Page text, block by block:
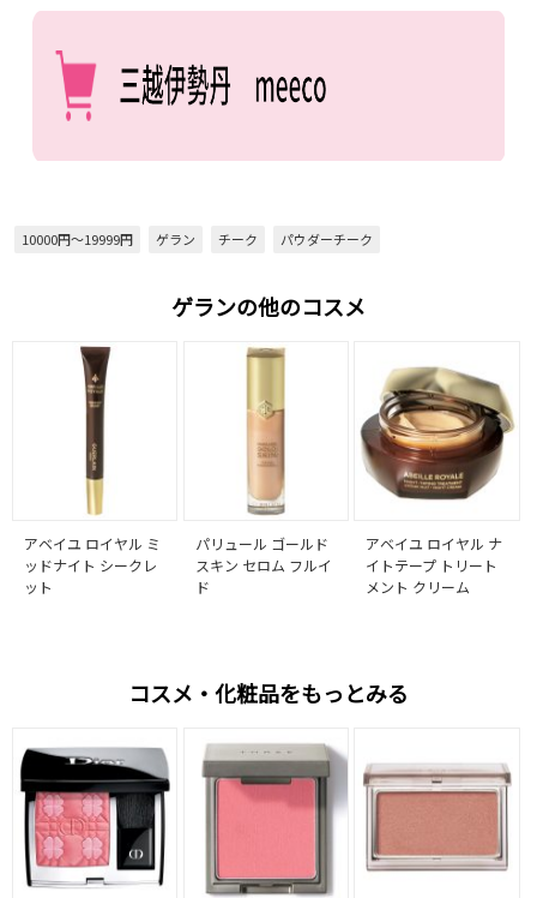
10000円～19999円 ゲラン チーク パウダーチーク
ゲランの他のコスメ
アベイユ ロイヤル ミ
ッドナイト シークレ
ット
パリュール ゴールド
スキン セロム フルイ
ド
アベイユ ロイヤル ナ
イトテープ トリート
メント クリーム
コスメ・化粧品をもっとみる